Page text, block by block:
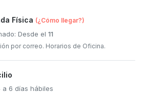
Física (¿Cómo llegar?)
Desde el11
por correo. Horarios de Oficina.
a 6 días hábiles